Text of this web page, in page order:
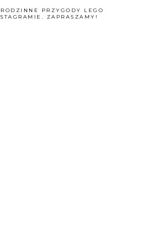
PRZYGODY LEGO
ZAPRASZAMY!